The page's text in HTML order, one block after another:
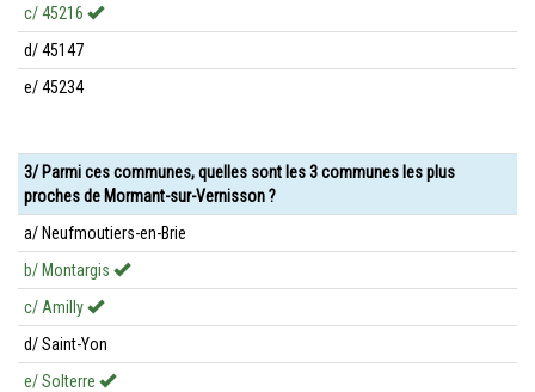
c/ 45216
d/ 45147
e/ 45234
3/ Parmi ces communes, quelles sont les 3 communes les plus
proches de Mormant-sur-Vernisson ?
a/ Neufmoutiers-en-Brie
b/ Montargis
c/ Amilly
d/ Saint-Yon
e/ Solterre